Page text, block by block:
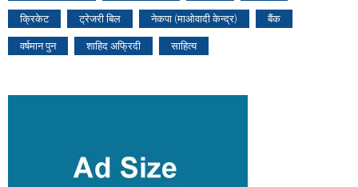
क्रिकेट ट्रेजरी बिल नेकपा (माओवादी केन्द्र) बैंक
वर्षमान पुन शाहिद अफ्रिदी साहित्य